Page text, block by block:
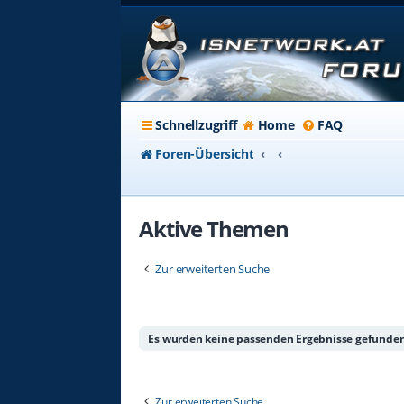
Schnellzugriff Home
FAQ
Foren-Übersicht
Aktive Themen
Zur erweiterten Suche
Es wurden keine passenden Ergebnisse